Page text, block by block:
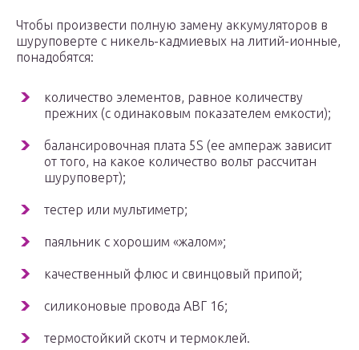
Чтобы произвести полную замену аккумуляторов в
шуруповерте с никель-кадмиевых на литий-ионные,
понадобятся:
количество элементов, равное количеству
прежних (с одинаковым показателем емкости);
балансировочная плата 5S (ее ампераж зависит
от того, на какое количество вольт рассчитан
шуруповерт);
тестер или мультиметр;
паяльник с хорошим «жалом»;
качественный флюс и свинцовый припой;
силиконовые провода АВГ 16;
термостойкий скотч и термоклей.